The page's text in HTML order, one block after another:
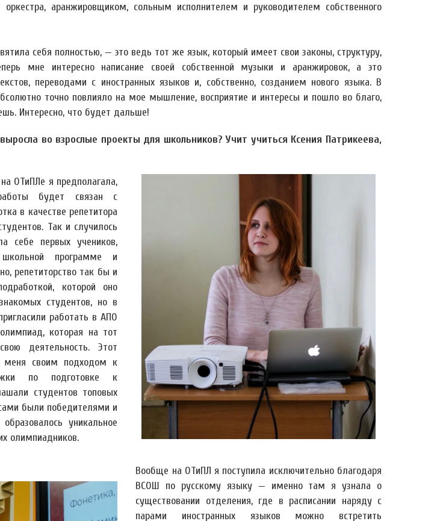
аранжировщиком, сольным исполнителем и руководителем собственного
себя полностью, — это ведь тот же язык, который имеет свои законы, структуру,
мне интересно написание своей собственной музыки и аранжировок, а это
переводами с иностранных языков и, собственно, созданием нового языка. В
точно повлияло на мое мышление, восприятие и интересы и пошло во благо,
Интересно, что будет дальше!
во взрослые проекты для школьников? Учит учиться Ксения Патрикеева,
ОТиПЛе я предполагала,
будет связан с
в качестве репетитора
Так и случилось
себе первых учеников,
программе и
репетиторство так бы и
которой оно
студентов, но в
работать в АПО
которая на тот
деятельность. Этот
меня своим подходом к
по подготовке к
студентов топовых
были победителями и
уникальное
олимпиадников.
Вообще на ОТиПЛ я поступила исключительно благодаря
ВСОШ по русскому языку — именно там я узнала о
существовании отделения, где в расписании наряду с
парами иностранных языков можно встретить